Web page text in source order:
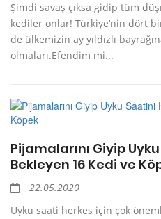
Şimdi savaş çıksa gidip tüm
kediler onlar! Türkiye’nin dört
de ülkemizin ay yıldızlı
olmaları.Efendim mi...
Pijamalarını Giyip
Bekleyen 16 Kedi ve
22.05.2020
Uyku saati herkes için çok